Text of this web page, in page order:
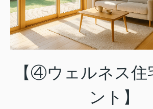
【④ウェルネス住
ント】